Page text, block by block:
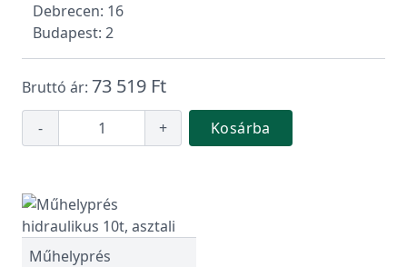
Debrecen: 16
Budapest: 2
Bruttó ár: 73 519 Ft
- + Kosárba
Műhelyprés